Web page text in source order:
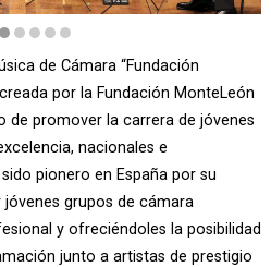
de Música de Cámara
de Cámara “Fundación
por la Fundación MonteLeón
de promover la carrera de jóvenes
nacionales e
pionero en España por su
grupos de cámara
y ofreciéndoles la posibilidad
junto a artistas de prestigio